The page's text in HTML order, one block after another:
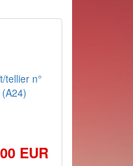
EUR